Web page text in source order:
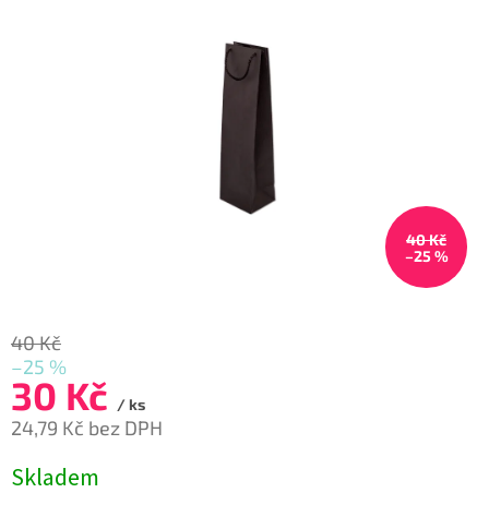
40 Kč
–25 %
40 Kč
–25 %
30 Kč / ks
24,79 Kč bez DPH
cena:
Skladem